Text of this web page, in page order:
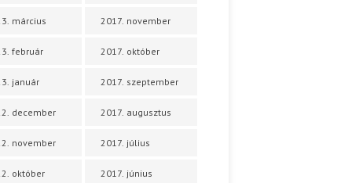
március
február
január
december
november
október
2017. november
2017. október
2017. szeptember
2017. augusztus
2017. július
2017. június